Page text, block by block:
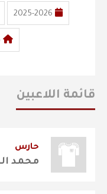
2025-2026
قائمة اللاعبين
حارس
محمد